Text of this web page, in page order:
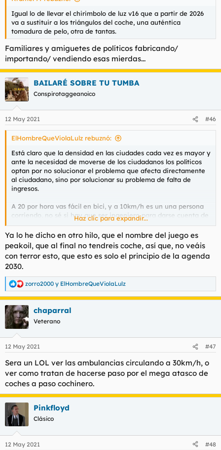
Igual lo de llevar el chirimbolo de luz v16 que a partir de 2026
va a sustituir a los triángulos del coche, una auténtica
tomadura de pelo, otra de tantas.
Familiares y amiguetes de políticos fabricando/
importando/ vendiendo esas mierdas...
BAILARÉ SOBRE TU TUMBA
Conspirotaggeanoico
12 May 2021 #46
ElHombreQueViolaLulz rebuznó:
Está claro que la densidad en las ciudades cada vez es mayor y
ante la necesidad de moverse de los ciudadanos los políticos
optan por no solucionar el problema que afecta directamente
al ciudadano, sino por solucionar su problema de falta de
ingresos.
A 20 por hora vas fácil en bici, y a 10km/h es un una persona
corriendo, no sé si hay que ser ingeniero para darse cuenta de
eso.
Igual habría que fomentar el transporte individual como los
patines, bicis, patinetes, etc. en vez de estar tocando los
cojones con reducciones de velocidad, para que al finar te
obliguen a ir a la misma velocidad que va una persona
andando.
Haz clic para expandir...
Ya lo he dicho en otro hilo, que el nombre del juego es
peakoil, que al final no tendreis coche, así que, no veáis
con terror esto, que esto es solo el principio de la agenda
2030.
R
e
a
c
c
i
e
:
zorro2000 y ElHombreQueViolaLulz
chaparral
Veterano
12 May 2021 #47
Sera un LOL ver las ambulancias circulando a 30km/h, o
ver como tratan de hacerse paso por el mega atasco de
coches a paso cochinero.
Pinkfloyd
Clásico
12 May 2021 #48